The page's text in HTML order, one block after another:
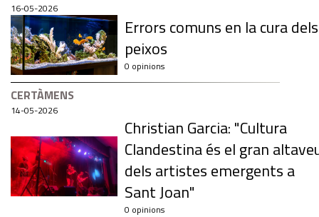
16-05-2026
Errors comuns en la cura dels
peixos
0 opinions
CERTÀMENS
14-05-2026
Christian Garcia: "Cultura
Clandestina és el gran
dels artistes emergents a
Sant Joan"
0 opinions